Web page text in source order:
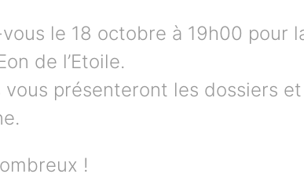
le 18 octobre à 19h00 pour
de l’Etoile.
vous présenteront les dossiers
!